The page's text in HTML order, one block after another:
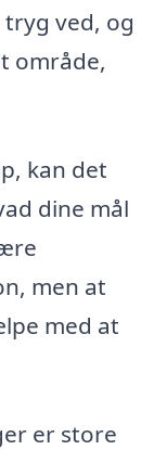
ved, og
område,
kan det
dine mål
men at
med at
er store